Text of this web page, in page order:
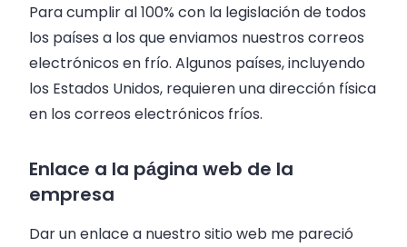
Para cumplir al 100% con la legislación de todos
los países a los que enviamos nuestros correos
electrónicos en frío. Algunos países, incluyendo
los Estados Unidos, requieren una dirección física
en los correos electrónicos fríos.
Enlace a la página web de la
empresa
Dar un enlace a nuestro sitio web me pareció